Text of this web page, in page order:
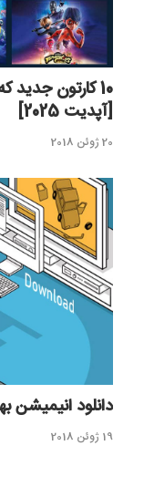
10 کارتون جدید
[آپدیت 2025]
20 ژوئن 2018
دانلود انیمیشن
19 ژوئن 2018